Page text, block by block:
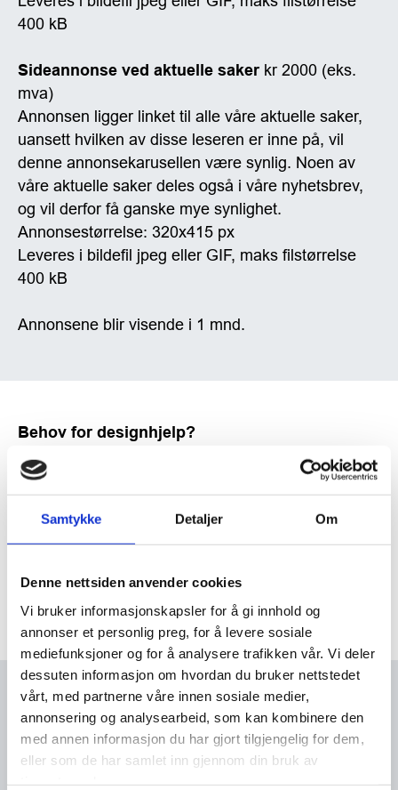
Samtykke Detaljer Om
Denne nettsiden anvender cookies
Vi bruker informasjonskapsler for å gi innhold og
annonser et personlig preg, for å levere sosiale
mediefunksjoner og for å analysere trafikken vår. Vi deler
dessuten informasjon om hvordan du bruker nettstedet
vårt, med partnerne våre innen sosiale medier,
annonsering og analysearbeid, som kan kombinere den
med annen informasjon du har gjort tilgjengelig for dem,
eller som de har samlet inn gjennom din bruk av
400 kB
Sideannonse ved aktuelle saker kr 2000 (eks.
mva)
Annonsen ligger linket til alle våre aktuelle saker,
uansett hvilken av disse leseren er inne på, vil
denne annonsekarusellen være synlig. Noen av
våre aktuelle saker deles også i våre nyhetsbrev,
og vil derfor få ganske mye synlighet.
Annonsestørrelse: 320x415 px
Leveres i bildefil jpeg eller GIF, maks filstørrelse
400 kB
Annonsene blir visende i 1 mnd.
Behov for designhjelp?
Ønsker dere hjelp med utforming av annonsen
(bilde og lenke tilsendes), koster dette kr 500,- per
time. Korrektur vil bli tilsendt før publisering.
Ta kontakt under!
99697909
Kontaktperson
Behov for designhjelp?
Ønsker dere hjelp med utforming av annonsen
(bilde og lenke tilsendes), koster dette kr 500,- per
time.